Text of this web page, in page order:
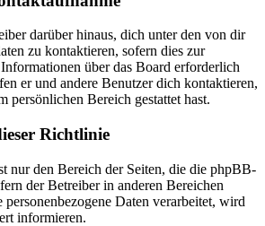
darüber hinaus, dich unter den von dir
zu kontaktieren, sofern dies zur
über das Board erforderlich
er und andere Benutzer dich kontaktieren,
persönlichen Bereich gestattet hast.
Richtlinie
nur den Bereich der Seiten, die die phpBB-
der Betreiber in anderen Bereichen
Daten verarbeitet, wird
informieren.